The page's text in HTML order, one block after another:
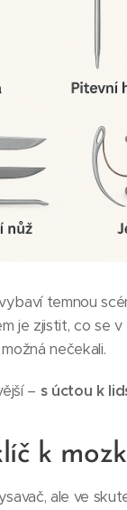
temnou
je zjistit, co se
nečekali.
– s úctou k
k
ale ve